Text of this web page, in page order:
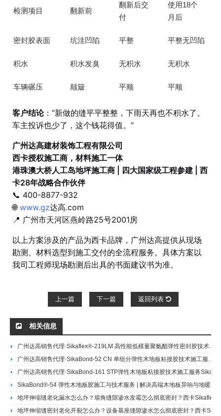
检测项目 翻新前
翻新后交
付
使用18个
月后
密封胶表面 坑洼凹陷 平整 平整无凹陷
积水 积水发臭 无积水 无积水
车辆碾压 颠簸 平顺 平顺
客户结论：“新做的缝平平整整，下雨天再也不积水了。
车主投诉也少了，这个钱花得值。”
广州达高建材装饰工程有限公司
西卡授权施工商，材料施工一体
港珠澳大桥人工岛地坪施工商 | 四大国家级工程参建 | 西
卡28年战略合作伙伴
📞 400-8877-932
🌐www.gz达高.com
📍 广州市天河区燕岭路25号2001房
以上方案涉及的产品为西卡品牌，广州达高提供从现场
勘测、材料选型到施工交付的全流程服务。具体方案以
我司工程师现场勘测后出具的书面建议书为准。
上一篇 下一篇 返回列表
相关信息
广州达高销售代理·Sikaflex®-219LM 高性能低模量聚氨酯弹性密封胶技术施工服务Sikaflex® -219LM 高性能、低模量聚氨酯弹性密封胶
广州达高销售代理·SikaBond-52 CN 单组分弹性木地板粘接胶技术施工服务SikaBond 52 CN 环保无溶剂易铺型木地板粘合剂